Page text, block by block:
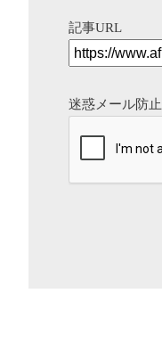
記事URL
迷惑メール防